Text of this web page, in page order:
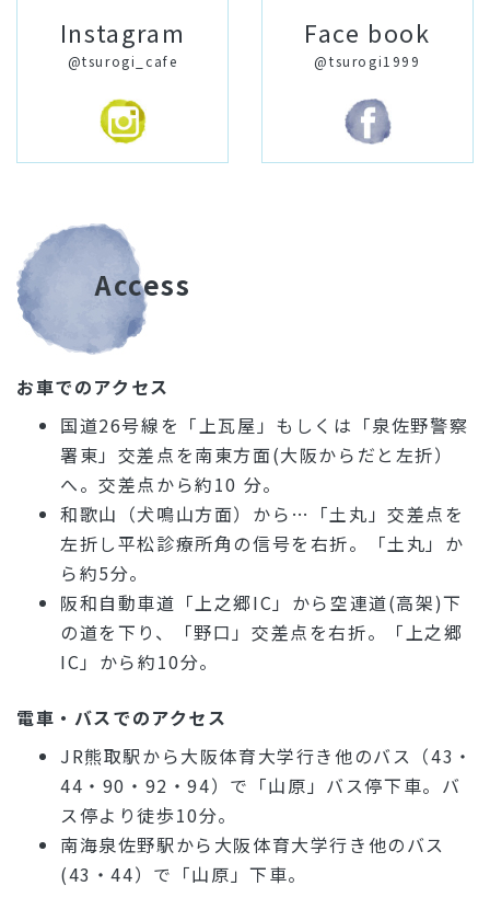
Instagram
@tsurogi_cafe
Face book
@tsurogi1999
Access
お車でのアクセス
国道26号線を「上瓦屋」もしくは「泉佐野警察
署東」交差点を南東方面(大阪からだと左折）
へ。交差点から約10 分。
和歌山（犬鳴山方面）から…「土丸」交差点を
左折し平松診療所角の信号を右折。「土丸」か
ら約5分。
阪和自動車道「上之郷IC」から空連道(高架)下
の道を下り、「野口」交差点を右折。「上之郷
IC」から約10分。
電車・バスでのアクセス
JR熊取駅から大阪体育大学行き他のバス（43・
44・90・92・94）で「山原」バス停下車。バ
ス停より徒歩10分。
南海泉佐野駅から大阪体育大学行き他のバス
(43・44）で「山原」下車。